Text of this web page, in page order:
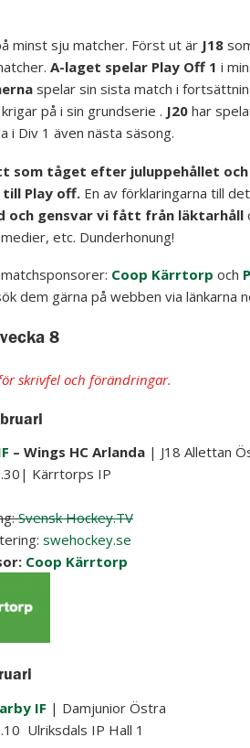
minst sju matcher. Först ut är J18
A-laget spelar Play Off 1 i
spelar sin sista match i
krigar på i sin grundserie . J20 har
i Div 1 även nästa säsong.
som tåget efter juluppehållet och
Play off. En av förklaringarna till
och gensvar vi fått från läktarhåll
etc. Dunderhonung!
Coop Kärrtorp och
dem gärna på webben via länkarna
8
skrivfel och förändringar.
– Wings HC Arlanda | J18 Allettan
Kärrtorps IP
Svensk Hockey.TV
swehockey.se
Coop Kärrtorp
IF | Damjunior Östra
Ulriksdals IP Hall 1